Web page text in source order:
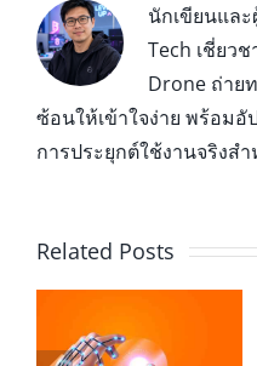
นักเขียนแล
Tech เชี่ยว
Drone ถ่าย
ซ้อนให้เข้าใจง่าย พร้อมอั
การประยุกต์ใช้งานจริงส
Related Posts
มหาวิทยาลัย: